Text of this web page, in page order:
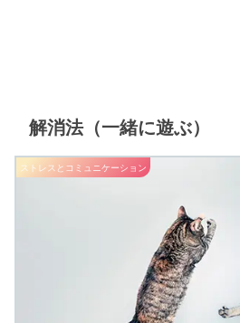
解消法（一緒に遊ぶ）
ストレスとコミュニケーション